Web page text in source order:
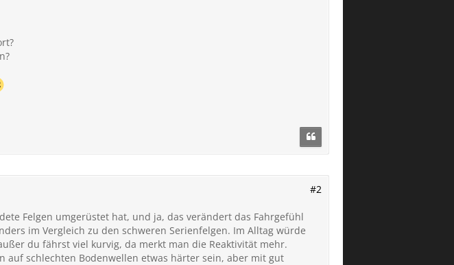
#2
Felgen umgerüstet hat, und ja, das verändert das Fahrgefühl
im Vergleich zu den schweren Serienfelgen. Im Alltag würde
du fährst viel kurvig, da merkt man die Reaktivität mehr.
auf schlechten Bodenwellen etwas härter sein, aber mit gut